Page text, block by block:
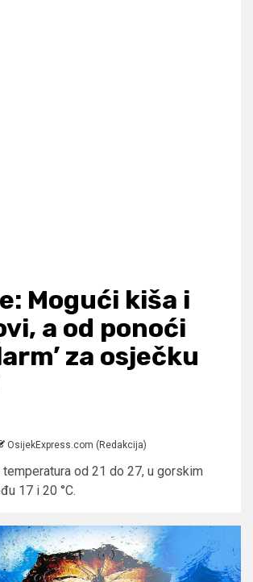
Mogući kiša i
a od ponoći
za osječku
OsijekExpress.com (Redakcija)
temperatura od 21 do 27, u gorskim
17 i 20 °C.